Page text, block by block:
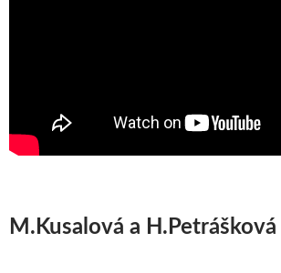
M.Kusalová a H.Petrášková